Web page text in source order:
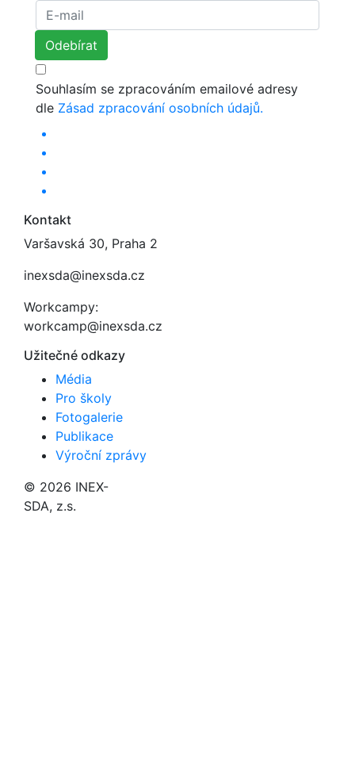
Souhlasím se zpracováním emailové adresy
dle Zásad zpracování osobních údajů.
Kontakt
Varšavská 30, Praha 2
inexsda@inexsda.cz
Workcampy:
workcamp@inexsda.cz
Užitečné odkazy
Média
Pro školy
Fotogalerie
Publikace
Výroční zprávy
© 2026 INEX-
SDA, z.s.